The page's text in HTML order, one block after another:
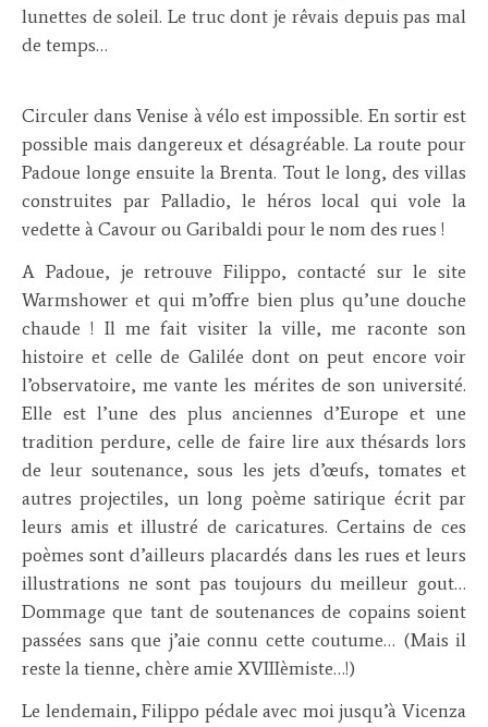
lunettes de soleil. Le truc dont je rêvais depuis pas mal
de temps…
Circuler dans Venise à vélo est impossible. En sortir est
possible mais dangereux et désagréable. La route pour
Padoue longe ensuite la Brenta. Tout le long, des villas
construites par Palladio, le héros local qui vole la
vedette à Cavour ou Garibaldi pour le nom des rues !
A Padoue, je retrouve Filippo, contacté sur le site
Warmshower et qui m’offre bien plus qu’une douche
chaude ! Il me fait visiter la ville, me raconte son
histoire et celle de Galilée dont on peut encore voir
l’observatoire, me vante les mérites de son université.
Elle est l’une des plus anciennes d’Europe et une
tradition perdure, celle de faire lire aux thésards lors
de leur soutenance, sous les jets d’œufs, tomates et
autres projectiles, un long poème satirique écrit par
leurs amis et illustré de caricatures. Certains de ces
poèmes sont d’ailleurs placardés dans les rues et leurs
illustrations ne sont pas toujours du meilleur gout…
Dommage que tant de soutenances de copains soient
passées sans que j’aie connu cette coutume… (Mais il
reste la tienne, chère amie XVIIIèmiste…!)
Le lendemain, Filippo pédale avec moi jusqu’à Vicenza